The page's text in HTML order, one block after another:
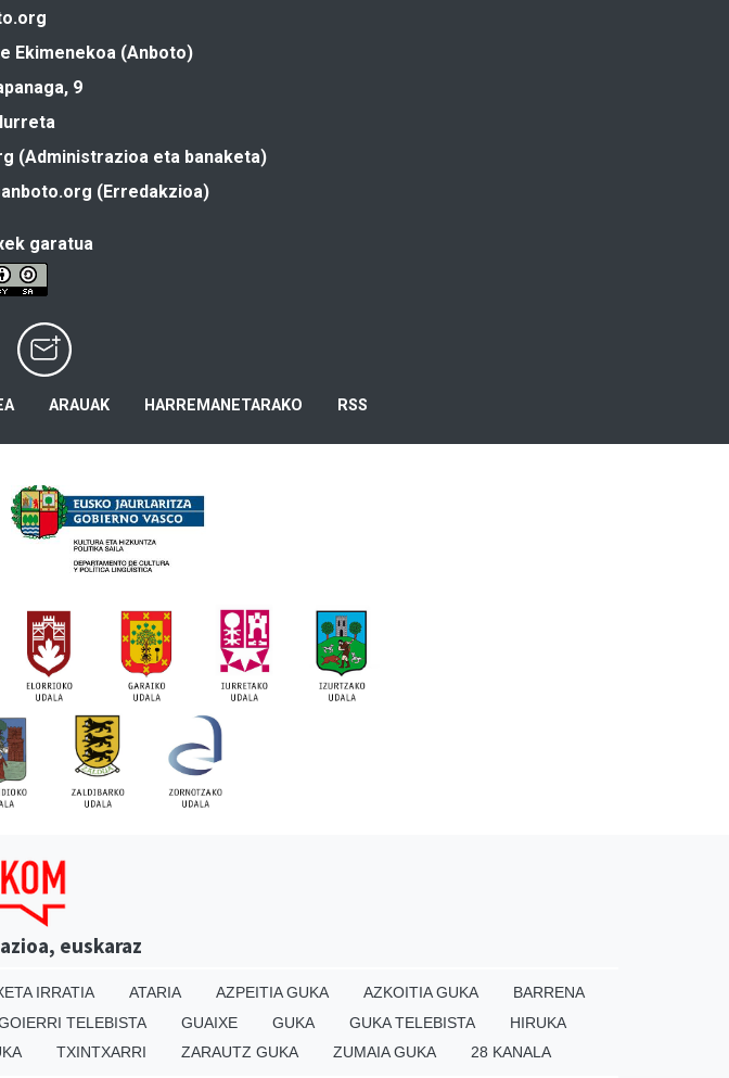
Ekimenekoa (Anboto)
9
(Administrazioa eta banaketa)
(Erredakzioa)
garatua
ARAUAK HARREMANETARAKO RSS
euskaraz
IRRATIA ATARIA AZPEITIA GUKA AZKOITIA GUKA
BARRENA
TELEBISTA GUAIXE GUKA GUKA TELEBISTA
HIRUKA
TXINTXARRI ZARAUTZ GUKA ZUMAIA GUKA 28 KANALA